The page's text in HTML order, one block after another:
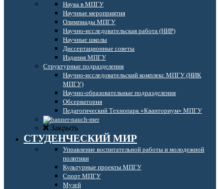
Наука в МПГУ
Научные мероприятия
Олимпиады МПГУ
Научно-исследовательская работа (НИР)
Научные школы
Диссертационные советы
Издания МПГУ
Структурные подразделения
Научно-исследовательский комплекс МПГУ (НИК
МПГУ)
Научно-образовательные подразделения
Обсерватория
Педагогический Технопарк «Кванториум» МПГУ
Закрыть
СТУДЕНЧЕСКИЙ МИР
Управление воспитательной работы и молодежной
политики
Культурные проекты МПГУ
Спорт МПГУ
Музей